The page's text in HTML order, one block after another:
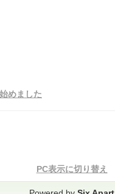
めました
PC表示に切り替え